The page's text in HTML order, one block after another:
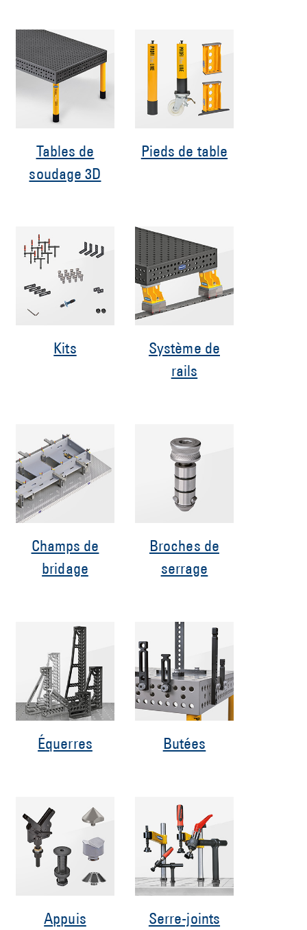
Tables de
soudage 3D
Pieds de table
Kits
Système de
rails
Champs de
bridage
Broches de
serrage
Équerres Butées
Appuis Serre-joints